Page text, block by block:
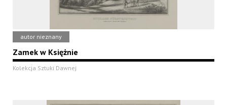
autor nieznany
Zamek w Księżnie
Kolekcja Sztuki Dawnej